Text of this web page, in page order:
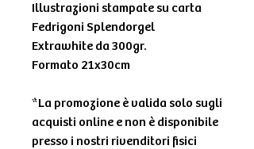
Illustrazioni stampate su carta
Fedrigoni Splendorgel
Extrawhite da 300gr.
Formato 21x30cm
*La promozione è valida solo sugli
acquisti online e non è disponibile
presso i nostri rivenditori fisici